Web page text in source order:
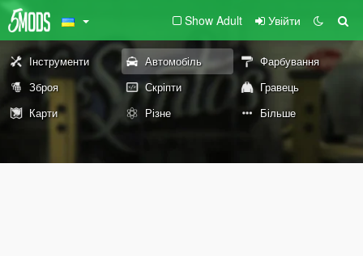
Show Adult Увійти
Інструменти Автомобіль
Фарбування
Зброя
Скріпти
Гравець
Карти
Різне Більше